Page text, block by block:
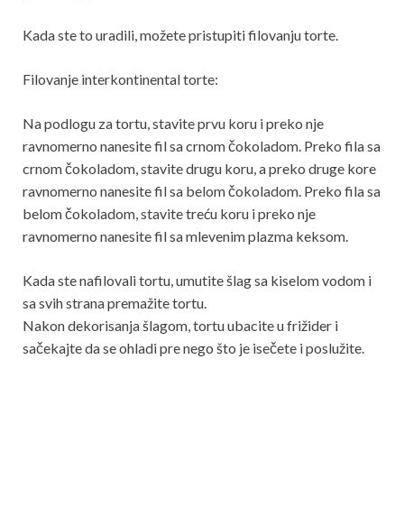
Kada ste to uradili, možete pristupiti filovanju torte.
Filovanje interkontinental torte:
Na podlogu za tortu, stavite prvu koru i preko nje
ravnomerno nanesite fil sa crnom čokoladom. Preko fila sa
crnom čokoladom, stavite drugu koru, a preko druge kore
ravnomerno nanesite fil sa belom čokoladom. Preko fila sa
belom čokoladom, stavite treću koru i preko nje
ravnomerno nanesite fil sa mlevenim plazma keksom.
Kada ste nafilovali tortu, umutite šlag sa kiselom vodom i
sa svih strana premažite tortu.
Nakon dekorisanja šlagom, tortu ubacite u frižider i
sačekajte da se ohladi pre nego što je isečete i poslužite.